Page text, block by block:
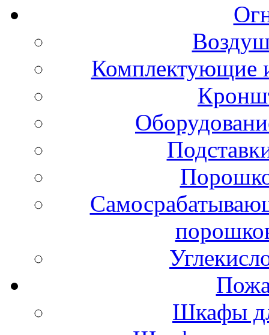
Комплектующие
Шкафы